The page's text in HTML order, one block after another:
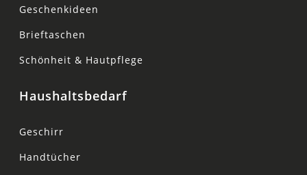
Geschenkideen
Brieftaschen
Schönheit & Hautpflege
Haushaltsbedarf
Geschirr
Handtücher